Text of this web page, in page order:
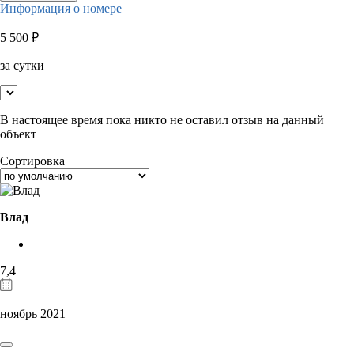
Информация о номере
5 500 ₽
за сутки
В настоящее время пока никто не оставил отзыв на данный
объект
Сортировка
Влад
7,4
ноябрь 2021